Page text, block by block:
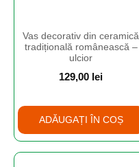
Vas decorativ din ceramică
tradițională românească –
ulcior
129,00 lei
ADĂUGAȚI ÎN COȘ